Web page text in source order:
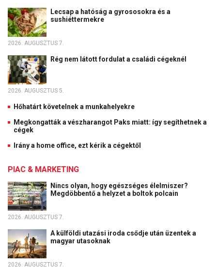
Lecsap a hatóság a gyrososokra és a
sushiéttermekre
2026. AUGUSZTUS 7.
Rég nem látott fordulat a családi cégeknél
2026. AUGUSZTUS 5.
Hőhatárt követelnek a munkahelyekre
Megkongatták a vészharangot Paks miatt: így segíthetnek a
cégek
Irány a home office, ezt kérik a cégektől
PIAC & MARKETING
Nincs olyan, hogy egészséges élelmiszer?
Megdöbbentő a helyzet a boltok polcain
2026. AUGUSZTUS 7.
A külföldi utazási iroda csődje után üzentek a
magyar utasoknak
2026. AUGUSZTUS 7.